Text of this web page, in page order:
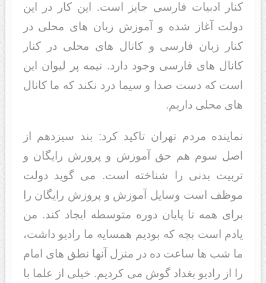
کنار ادبیات فارسی جایز است. این کار در این
دولت آغاز شده و آموزش زبان های محلی در
کنار زبان فارسی و کانال های محلی در کنار
کانال های فارسی وجود دارد. نیمه پر لیوان این
است که دست صدا و سیما درد نکند که ما کانال
های محلی داریم.
نماینده مردم تهران تاکید کرد: بند سیزدهم از
اصل سوم هم حق آموزش و پرورش رایگان و
تربیت بدنی را شناخته است. می گوید دولت
موظف است وسایل آموزش و پروزش رایگان را
برای همه تا پایان دوره متوسطه ایجاد کند. من
یادم است بچه که بودیم همسایه ما رادیو داشت،
ما شب ها ساعت ده در منزل آنها نطق های امام
را از رادیو بغداد گوش می کردیم. خیلی از علما با